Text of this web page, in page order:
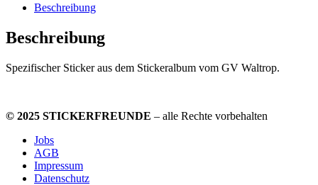
Beschreibung
Beschreibung
Spezifischer Sticker aus dem Stickeralbum vom GV Waltrop.
© 2025 STICKERFREUNDE – alle Rechte vorbehalten
Jobs
AGB
Impressum
Datenschutz